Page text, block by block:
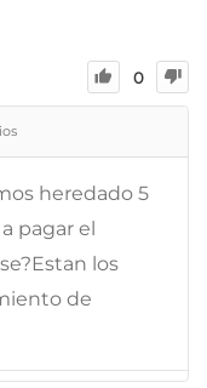
0
heredado 5
pagar el
los
de